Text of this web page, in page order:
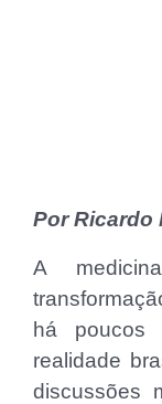
Por Ricardo
A
há poucos
realidade
discussões